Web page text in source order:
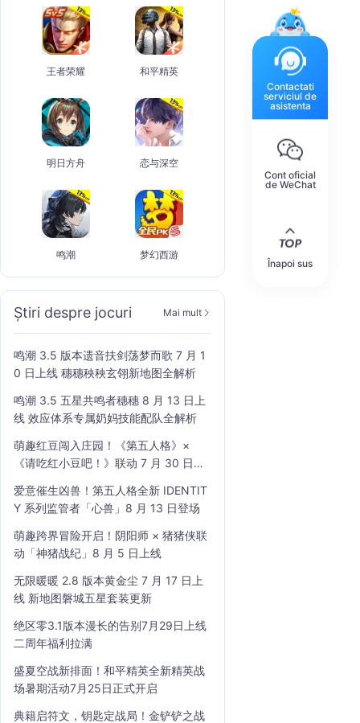
王者荣耀 和平精英
明日方舟 恋与深空
鸣潮 梦幻西游
Știri despre jocuri Mai mult
鸣潮 3.5 版本遗音扶剑荡梦而歌 7 月 1
0 日上线 穗穗秧秧玄翎新地图全解析
鸣潮 3.5 五星共鸣者穗穗 8 月 13 日上
线 效应体系专属奶妈技能配队全解析
萌趣红豆闯入庄园！《第五人格》×
《请吃红小豆吧！》联动 7 月 30 日开
爱意催生凶兽！第五人格全新 IDENTIT
Y 系列监管者「心兽」8 月 13 日登场
萌趣跨界冒险开启！阴阳师 × 猪猪侠联
动「神猪战纪」8 月 5 日上线
无限暖暖 2.8 版本黄金尘 7 月 17 日上
线 新地图磐城五星套装更新
绝区零3.1版本漫长的告别7月29日上线
二周年福利拉满
盛夏空战新排面！和平精英全新精英战
场暑期活动7月25日正式开启
典籍启符文，钥匙定战局！金铲铲之战
Contactati
serviciul de
asistenta
Cont oficial
de WeChat
Înapoi sus